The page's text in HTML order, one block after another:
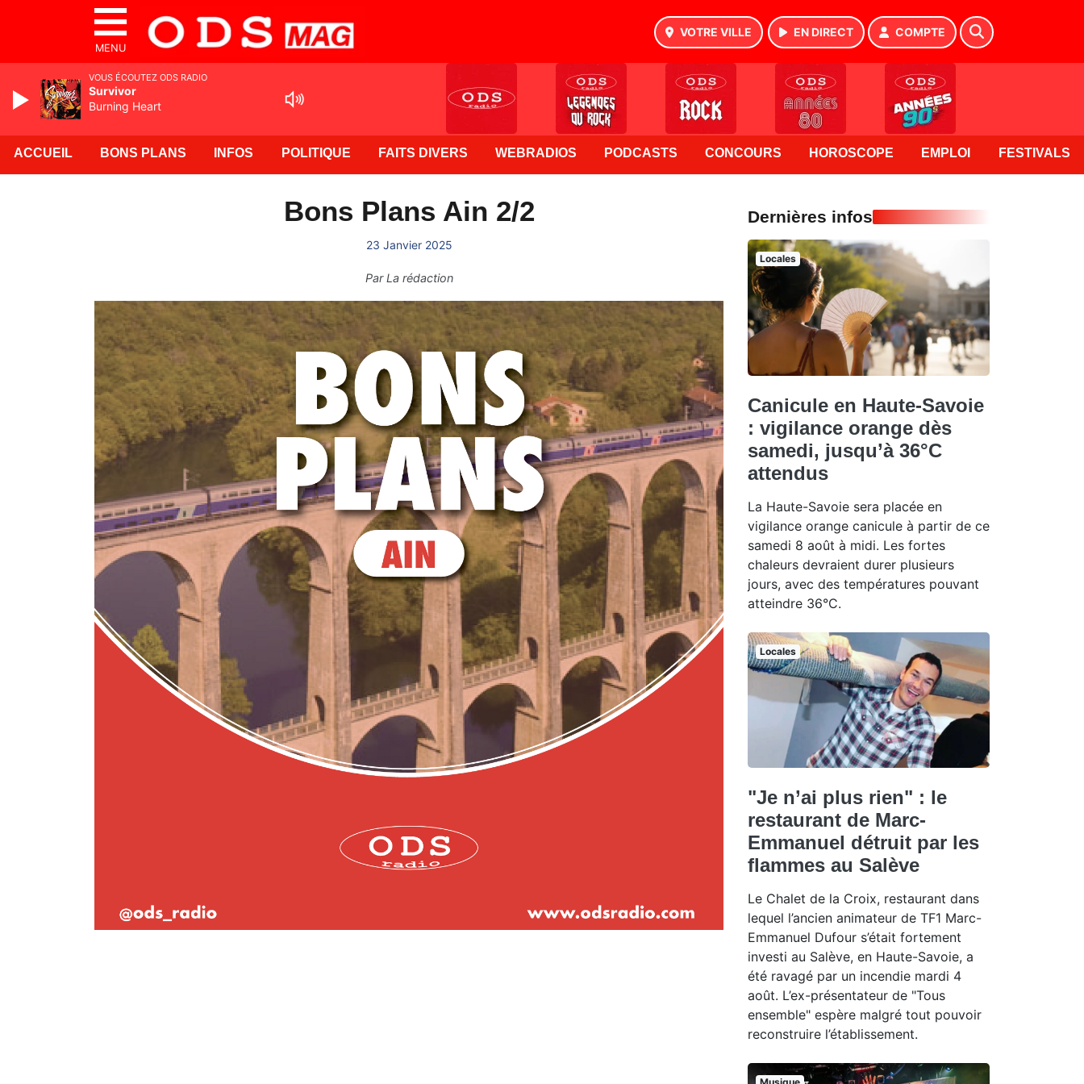
MENU
VOTRE VILLE EN DIRECT COMPTE
ACCUEIL BONS PLANS INFOS POLITIQUE FAITS DIVERS WEBRADIOS PODCASTS CONCOURS HOROSCOPE EMPLOI FESTIVALS
Bons Plans Ain 2/2
23 Janvier 2025
ParLa rédaction
Dernières infos
Locales
Canicule en Haute-Savoie
: vigilance orange dès
samedi, jusqu’à 36°C
attendus
La Haute-Savoie sera placée en
vigilance orange canicule à partir de ce
samedi 8 août à midi. Les fortes
chaleurs devraient durer plusieurs
jours, avec des températures pouvant
atteindre 36°C.
Locales
"Je n’ai plus rien" : le
restaurant de Marc-
Emmanuel détruit par les
flammes au Salève
Le Chalet de la Croix, restaurant dans
lequel l’ancien animateur de TF1 Marc-
Emmanuel Dufour s’était fortement
investi au Salève, en Haute-Savoie, a
été ravagé par un incendie mardi 4
août. L’ex-présentateur de "Tous
ensemble" espère malgré tout pouvoir
reconstruire l’établissement.
VOUS ÉCOUTEZ ODS RADIO
Survivor
Burning Heart